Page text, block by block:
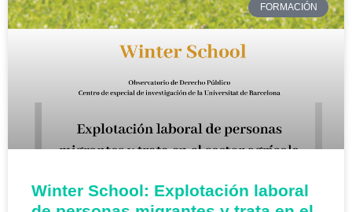
FORMACIÓN
Winter School: Explotación laboral